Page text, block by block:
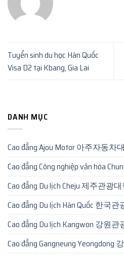
Tuyển sinh du học Hàn Quốc
Visa D2 tại Kbang, Gia Lai
DANH MỤC
Cao đẳng Ajou Motor 아주자동차
Cao đẳng Công nghiệp văn hóa
Cao đẳng Du lịch Cheju 제주관광
Cao đẳng Du lịch Hàn Quốc 한국
Cao đẳng Du lịch Kangwon 강원
Cao đẳng Gangneung Yeongdong